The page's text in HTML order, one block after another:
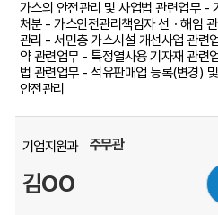
가스의 안전관리 및 사업법 관련업무 -
처분 - 가스안전관리책임자 선ㆍ해임
관리 - 서민층 가스시설 개선사업 관련
약 관련업무- 특정열사용 기자재 관련
법 관련업무- 석유판매업 등록(변경)
안전관리
기업지원과 주무관
김OO